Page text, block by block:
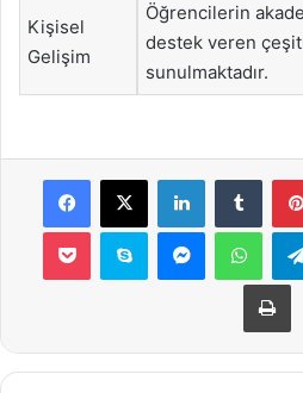
Kişisel
Gelişim
Öğrencilerin
destek veren
sunulmaktadır.
Facebook
X LinkedIn
Pocket Skype Messenger